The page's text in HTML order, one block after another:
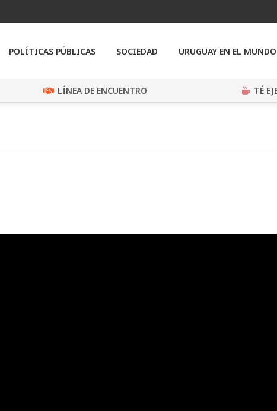
POLÍTICAS PÚBLICAS SOCIEDAD URUGUAY EN EL MUNDO
LÍNEA DE ENCUENTRO TÉ